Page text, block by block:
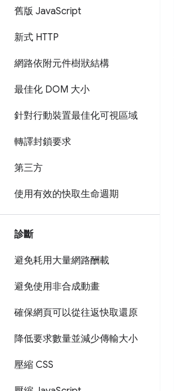
舊版 JavaScript
新式 HTTP
網路依附元件樹狀結構
最佳化 DOM 大小
針對行動裝置最佳化可視區域
轉譯封鎖要求
第三方
使用有效的快取生命週期
診斷
避免耗用大量網路酬載
避免使用非合成動畫
確保網頁可以從往返快取還原
降低要求數量並減少傳輸大小
壓縮 CSS